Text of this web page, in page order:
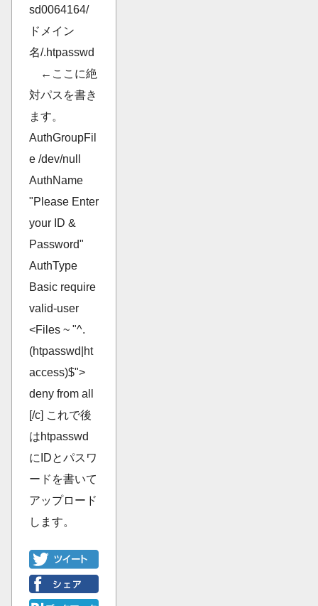
sd0064164/
ドメイン
名/.htpasswd
←ここに絶
対パスを書き
ます。
AuthGroupFil
e /dev/null
AuthName
"Please Enter
your ID &
Password"
AuthType
Basic require
valid-user
<Files ~ "^.
(htpasswd|ht
access)$">
deny from all
[/c] これで後
はhtpasswd
にIDとパスワ
ードを書いて
アップロード
します。